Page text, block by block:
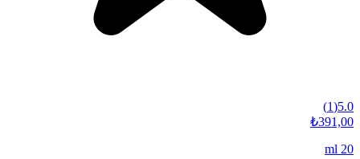
5.0
(
1
)
₺391,00
20 ml